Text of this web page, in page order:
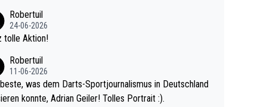
Da gewinnst keinen Blumentopf - ist ja n
eines Kreisligisten vs einem Bu
Robertuil
24-06-2026
tolle Aktion!
Robertuil
11-06-2026
was dem Darts-Sportjournalismus in Deutschland
konnte, Adrian Geiler! Tolles Portrait :).